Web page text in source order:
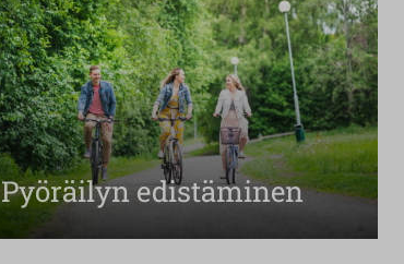
Pyöräilyn edistäminen